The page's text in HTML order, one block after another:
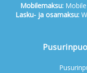
Mobilemaksu:
Lasku- ja osamaksu: